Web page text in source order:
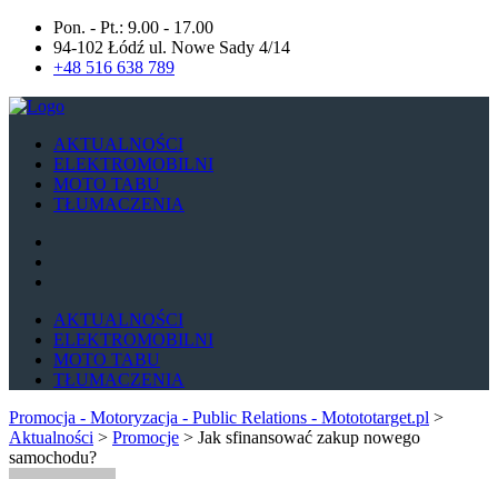
Pon. - Pt.: 9.00 - 17.00
94-102 Łódź ul. Nowe Sady 4/14
+48 516 638 789
AKTUALNOŚCI
ELEKTROMOBILNI
MOTO TABU
TŁUMACZENIA
AKTUALNOŚCI
ELEKTROMOBILNI
MOTO TABU
TŁUMACZENIA
Promocja - Motoryzacja - Public Relations - Motototarget.pl >
Aktualności > Promocje > Jak sfinansować zakup nowego
samochodu?